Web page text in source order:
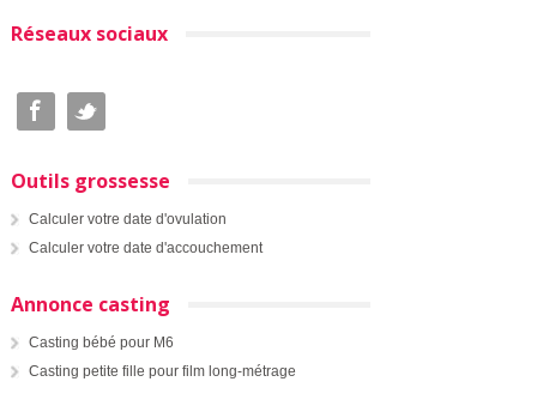
Réseaux sociaux
Outils grossesse
Calculer votre date d'ovulation
Calculer votre date d'accouchement
Annonce casting
Casting bébé pour M6
Casting petite fille pour film long-métrage